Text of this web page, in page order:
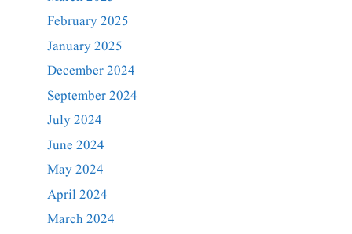
February 2025
January 2025
December 2024
September 2024
July 2024
June 2024
May 2024
April 2024
March 2024